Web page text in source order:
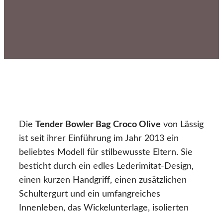
Die Tender Bowler Bag Croco Olive von Lässig
ist seit ihrer Einführung im Jahr 2013 ein
beliebtes Modell für stilbewusste Eltern. Sie
besticht durch ein edles Lederimitat-Design,
einen kurzen Handgriff, einen zusätzlichen
Schultergurt und ein umfangreiches
Innenleben, das Wickelunterlage, isolierten